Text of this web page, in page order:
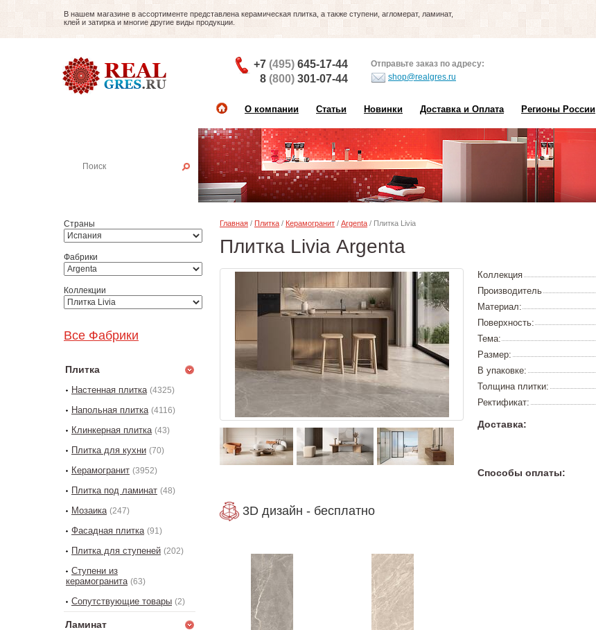
В нашем магазине в ассортименте представлена керамическая плитка, а также ступени, агломерат, ламинат,
клей и затирка и многие другие виды продукции.
+7 (495) 645-17-44
8 (800) 301-07-44
Отправьте заказ по адресу:
shop@realgres.ru
О компании Статьи Новинки Доставка и Оплата Регионы России
Страны
Фабрики
Коллекции
Все Фабрики
Плитка
Настенная плитка (4325)
Напольная плитка (4116)
Клинкерная плитка (43)
Плитка для кухни (70)
Керамогранит (3952)
Плитка под ламинат (48)
Мозаика (247)
Фасадная плитка (91)
Плитка для ступеней (202)
Ступени из
керамогранита (63)
Сопутствующие товары (2)
Ламинат
Главная / Плитка / Керамогранит / Argenta / Плитка Livia
Плитка Livia Argenta
Коллекция
Производитель
Материал:
Поверхность:
Тема:
Размер:
В упаковке:
Толщина плитки:
Ректификат:
Доставка:
Способы оплаты:
3D дизайн - бесплатно